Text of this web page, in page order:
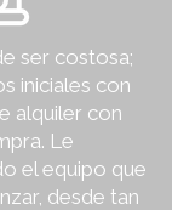
ser costosa;
iniciales con
alquiler con
Le
el equipo que
desde tan